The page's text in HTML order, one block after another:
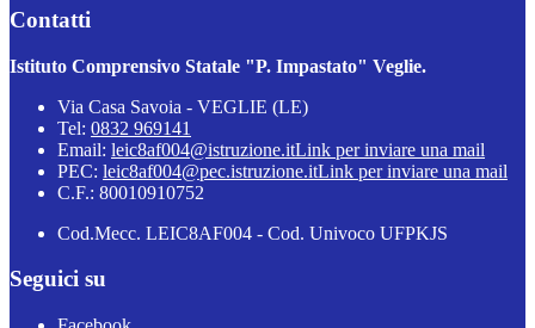
Contatti
Istituto Comprensivo Statale "P. Impastato" Veglie.
Via Casa Savoia - VEGLIE (LE)
Tel: 0832 969141
Email: leic8af004@istruzione.itLink per inviare una mail
PEC: leic8af004@pec.istruzione.itLink per inviare una mail
C.F.: 80010910752
Cod.Mecc. LEIC8AF004 - Cod. Univoco UFPKJS
Seguici su